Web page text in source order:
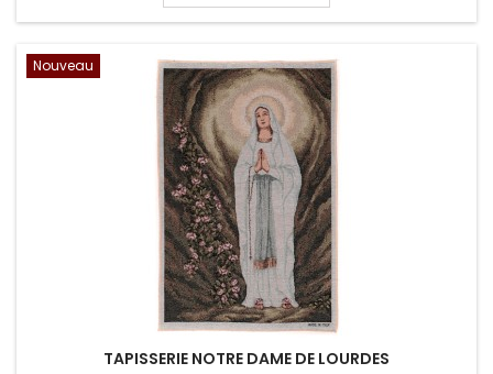
Nouveau
TAPISSERIE NOTRE DAME DE LOURDES